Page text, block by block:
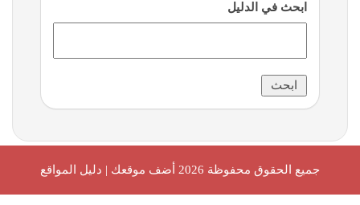
ابحث في الدليل
جميع الحقوق محفوظة 2026 أضف موقعك | دليل المواقع